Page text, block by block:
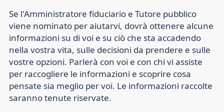
Se l'Amministratore fiduciario e Tutore pubblico
viene nominato per aiutarvi, dovrà ottenere alcune
informazioni su di voi e su ciò che sta accadendo
nella vostra vita, sulle decisioni da prendere e sulle
vostre opzioni. Parlerà con voi e con chi vi assiste
per raccogliere le informazioni e scoprire cosa
pensate sia meglio per voi. Le informazioni raccolte
saranno tenute riservate.